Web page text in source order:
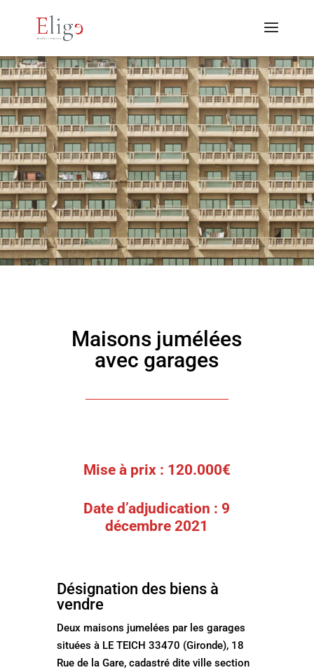
Maisons jumélées
avec garages
Mise à prix : 120.000€
Date d’adjudication : 9
décembre 2021
Désignation des biens à
vendre
Deux maisons jumelées par les garages
situées à LE TEICH 33470 (Gironde), 18
Rue de la Gare, cadastré dite ville section